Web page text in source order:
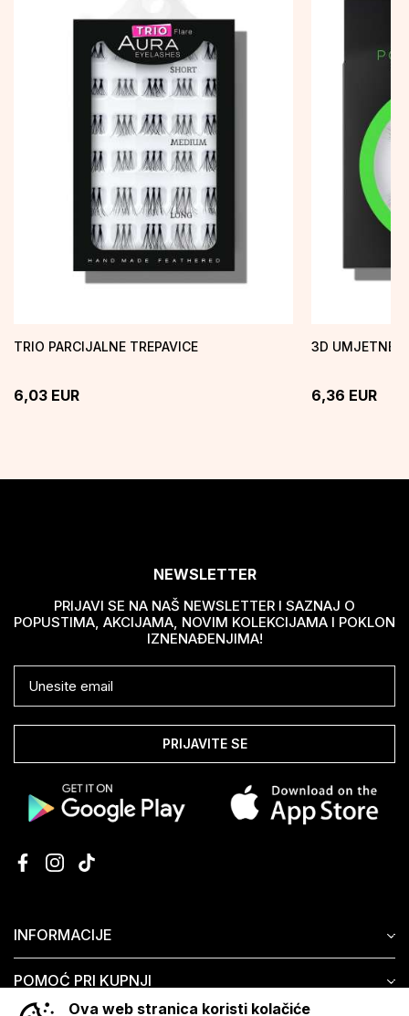
TRIO PARCIJALNE TREPAVICE
6,03 EUR
3D UMJETNE
6,36 EUR
INFORMACIJE
POMOĆ PRI KUPNJI
NEWSLETTER
PRIJAVI SE NA NAŠ NEWSLETTER I SAZNAJ O
POPUSTIMA, AKCIJAMA, NOVIM KOLEKCIJAMA I POKLON
IZNENAĐENJIMA!
PRIJAVITE SE
Ova web stranica koristi kolačiće